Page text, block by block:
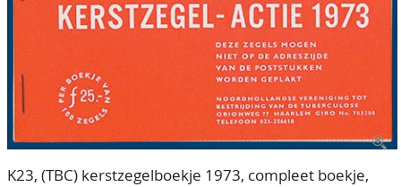
80 jarig bestaan
ACCOUNT
K23, (TBC) kerstzegelboekje 1973, compleet boekje,